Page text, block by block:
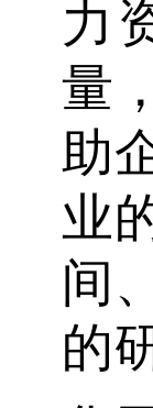
力
量
助
业
间
的